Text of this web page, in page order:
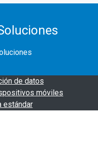
de datos
móviles
estándar